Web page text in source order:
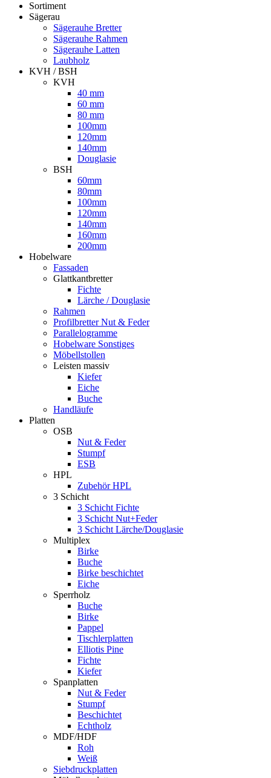
Sortiment
Sägerau
Sägerauhe Bretter
Sägerauhe Rahmen
Sägerauhe Latten
Laubholz
KVH / BSH
KVH
40 mm
60 mm
80 mm
100mm
120mm
140mm
Douglasie
BSH
60mm
80mm
100mm
120mm
140mm
160mm
200mm
Hobelware
Fassaden
Glattkantbretter
Fichte
Lärche / Douglasie
Rahmen
Profilbretter Nut & Feder
Parallelogramme
Hobelware Sonstiges
Möbellstollen
Leisten massiv
Kiefer
Eiche
Buche
Handläufe
Platten
OSB
Nut & Feder
Stumpf
ESB
HPL
Zubehör HPL
3 Schicht
3 Schicht Fichte
3 Schicht Nut+Feder
3 Schicht Lärche/Douglasie
Multiplex
Birke
Buche
Birke beschichtet
Eiche
Sperrholz
Buche
Birke
Pappel
Tischlerplatten
Elliotis Pine
Fichte
Kiefer
Spanplatten
Nut & Feder
Stumpf
Beschichtet
Echtholz
MDF/HDF
Roh
Weiß
Siebdruckplatten